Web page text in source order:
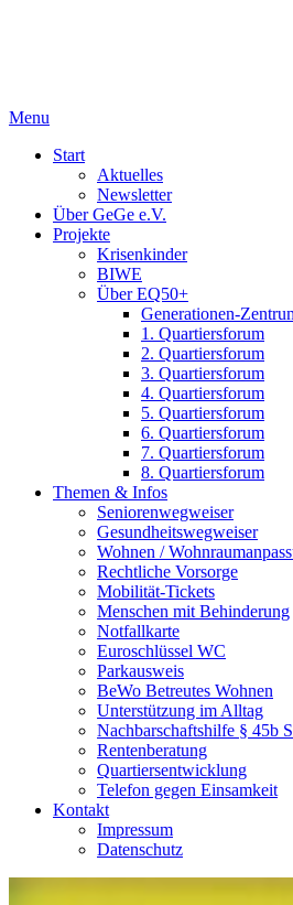
Menu
Start
Aktuelles
Newsletter
Über GeGe e.V.
Projekte
Krisenkinder
BIWE
Über EQ50+
Generationen-
1. Quartiersforum
2. Quartiersforum
3. Quartiersforum
4. Quartiersforum
5. Quartiersforum
6. Quartiersforum
7. Quartiersforum
8. Quartiersforum
Themen & Infos
Seniorenwegweiser
Gesundheitswegweiser
Wohnen /
Rechtliche Vorsorge
Mobilität-Tickets
Menschen mit Behinderung
Notfallkarte
Euroschlüssel WC
Parkausweis
BeWo Betreutes Wohnen
Unterstützung im Alltag
Nachbarschaftshilfe § 45b
Rentenberatung
Quartiersentwicklung
Telefon gegen Einsamkeit
Kontakt
Impressum
Datenschutz